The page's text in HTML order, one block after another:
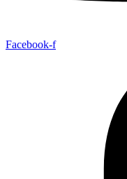
Facebook-f